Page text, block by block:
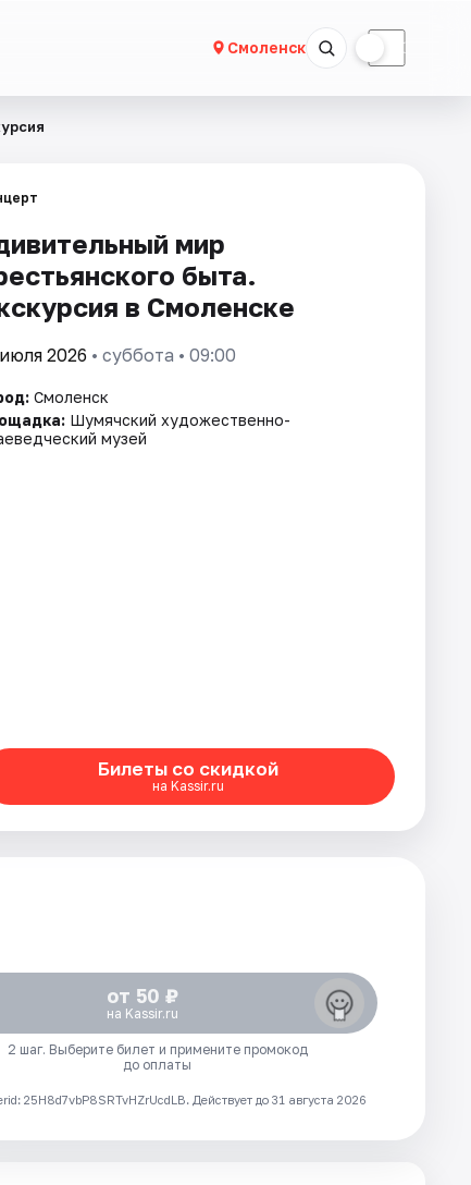
Смоленск ☾
мир
быта.
в Смоленске
2026 • суббота • 09:00
Смоленск
Шумячский художественно-
музей
Билеты со скидкой
на Kassir.ru
от 50 ₽
на Kassir.ru
2 шаг. Выберите билет и примените промокод
до оплаты
Действует до 31 августа 2026